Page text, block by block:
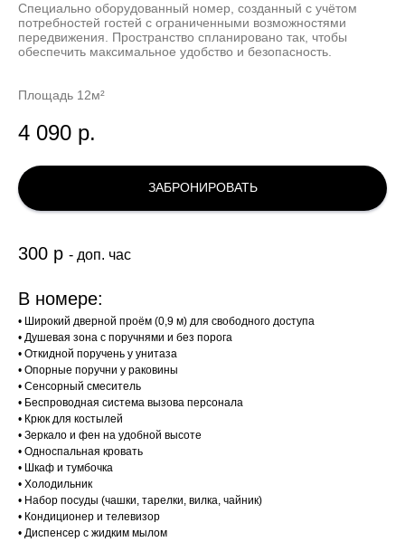
Специально оборудованный номер, созданный с учётом
потребностей гостей с ограниченными возможностями
передвижения. Пространство спланировано так, чтобы
обеспечить максимальное удобство и безопасность.
Площадь 12м²
4 090 р.
ЗАБРОНИРОВАТЬ
300 р - доп. час
В номере:
• Широкий дверной проём (0,9 м) для свободного доступа
• Душевая зона с поручнями и без порога
• Откидной поручень у унитаза
• Опорные поручни у раковины
• Сенсорный смеситель
• Беспроводная система вызова персонала
• Крюк для костылей
• Зеркало и фен на удобной высоте
• Односпальная кровать
• Шкаф и тумбочка
• Холодильник
• Набор посуды (чашки, тарелки, вилка, чайник)
• Кондиционер и телевизор
• Диспенсер с жидким мылом